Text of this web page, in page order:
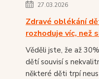
27.03.2026
Zdravé oblékání
rozhoduje víc, než
Věděli jste, že až
dětí souvisí s
některé děti trpí